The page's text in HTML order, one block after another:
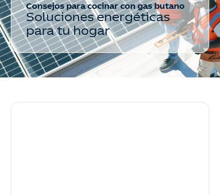
Consejos para cocinar con gas butano
Soluciones energéticas
para tu hogar